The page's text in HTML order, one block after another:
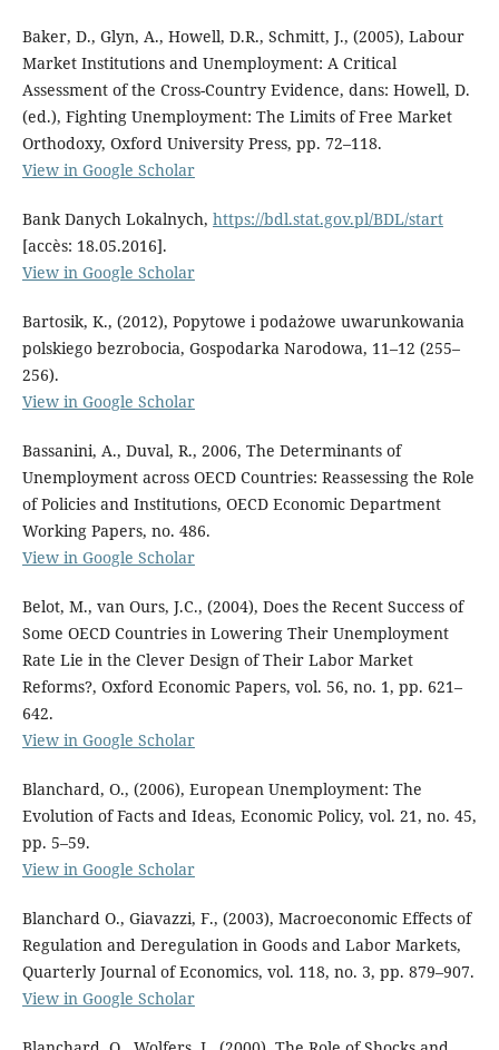
Baker, D., Glyn, A., Howell, D.R., Schmitt, J., (2005), Labour
Market Institutions and Unemployment: A Critical
Assessment of the Cross-Country Evidence, dans: Howell, D.
(ed.), Fighting Unemployment: The Limits of Free Market
Orthodoxy, Oxford University Press, pp. 72–118.
View in Google Scholar
Bank Danych Lokalnych, https://bdl.stat.gov.pl/BDL/start
[accès: 18.05.2016].
View in Google Scholar
Bartosik, K., (2012), Popytowe i podażowe uwarunkowania
polskiego bezrobocia, Gospodarka Narodowa, 11–12 (255–
256).
View in Google Scholar
Bassanini, A., Duval, R., 2006, The Determinants of
Unemployment across OECD Countries: Reassessing the Role
of Policies and Institutions, OECD Economic Department
Working Papers, no. 486.
View in Google Scholar
Belot, M., van Ours, J.C., (2004), Does the Recent Success of
Some OECD Countries in Lowering Their Unemployment
Rate Lie in the Clever Design of Their Labor Market
Reforms?, Oxford Economic Papers, vol. 56, no. 1, pp. 621–
642.
View in Google Scholar
Blanchard, O., (2006), European Unemployment: The
Evolution of Facts and Ideas, Economic Policy, vol. 21, no. 45,
pp. 5–59.
View in Google Scholar
Blanchard O., Giavazzi, F., (2003), Macroeconomic Effects of
Regulation and Deregulation in Goods and Labor Markets,
Quarterly Journal of Economics, vol. 118, no. 3, pp. 879–907.
View in Google Scholar